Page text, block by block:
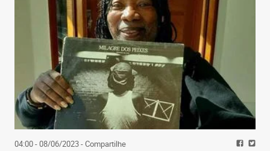
04:00 - 08/06/2023- Compartilhe